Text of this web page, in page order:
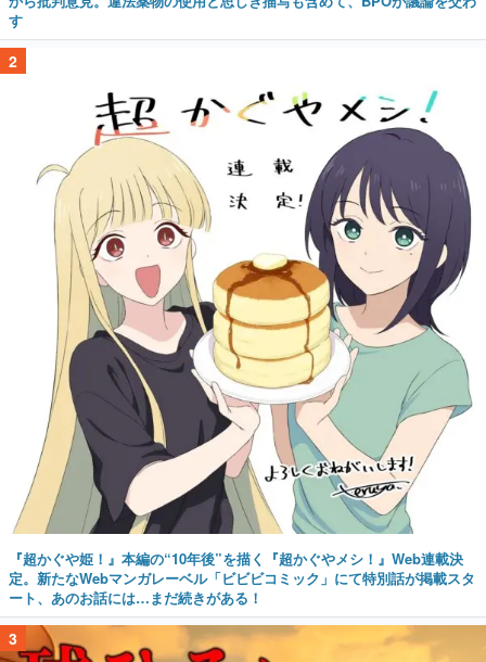
す
2
『超かぐや姫！』本編の“10年後”を描く『超かぐやメシ！』Web連載決
定。新たなWebマンガレーベル「ビビビコミック」にて特別話が掲載スタ
ート、あのお話には…まだ続きがある！
3